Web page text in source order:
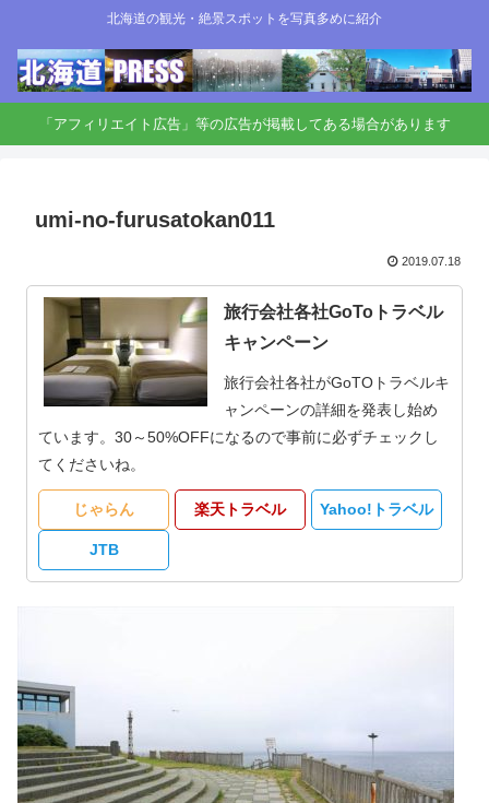
北海道の観光・絶景スポットを写真多めに紹介
「アフィリエイト広告」等の広告が掲載してある場合があります
umi-no-furusatokan011
2019.07.18
旅行会社各社GoToトラベル
キャンペーン
旅行会社各社がGoTOトラベルキ
ャンペーンの詳細を発表し始め
ています。30～50%OFFになるので事前に必ずチェックし
てくださいね。
じゃらん 楽天トラベル Yahoo!トラベル
JTB